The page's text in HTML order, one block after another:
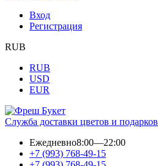
Вход
Регистрация
RUB
RUB
USD
EUR
Служба доставки цветов и подарков
Ежедневно8:00—22:00
+7 (993) 768-49-15